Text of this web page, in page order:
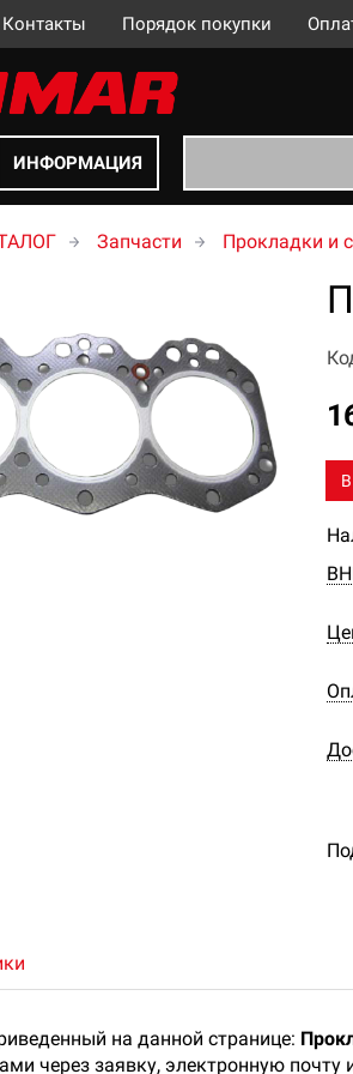
Контакты Порядок покупки
ИНФОРМАЦИЯ
Запчасти Прокладки и
на данной странице:
через заявку, электронную